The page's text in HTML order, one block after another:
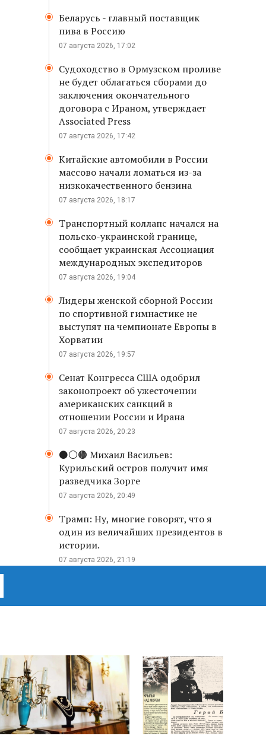
Беларусь - главный поставщик
пива в Россию
07 августа 2026, 17:02
Судоходство в Ормузском проливе
не будет облагаться сборами до
заключения окончательного
договора с Ираном, утверждает
Associated Press
07 августа 2026, 17:42
Китайские автомобили в России
массово начали ломаться из-за
низкокачественного бензина
07 августа 2026, 18:17
Транспортный коллапс начался на
польско-украинской границе,
сообщает украинская Ассоциация
международных экспедиторов
07 августа 2026, 19:04
Лидеры женской сборной России
по спортивной гимнастике не
выступят на чемпионате Европы в
Хорватии
07 августа 2026, 19:57
Сенат Конгресса США одобрил
законопроект об ужесточении
американских санкций в
отношении России и Ирана
07 августа 2026, 20:23
⚫️⚪️🟤 Михаил Васильев:
Курильский остров получит имя
разведчика Зорге
07 августа 2026, 20:49
Трамп: Ну, многие говорят, что я
один из величайших президентов в
истории.
07 августа 2026, 21:19